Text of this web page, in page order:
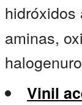
hidróxidos
aminas,
Vinil